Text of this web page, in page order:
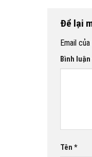
Để lại
Email
Bình luận
Tên *